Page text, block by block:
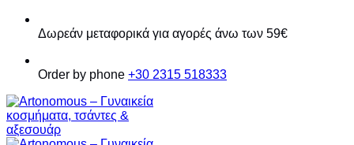
Παράβλεψη
Δωρεάν μεταφορικά για αγορές άνω των 59€
Order by phone +30 2315 518333